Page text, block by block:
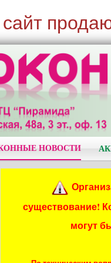
НОВОСТИ
существование!
могут